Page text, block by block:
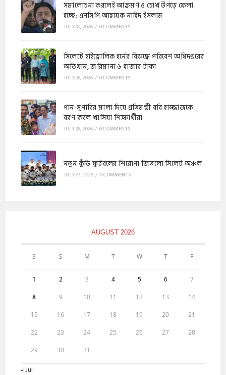
সমালোচনা করলেই আক্রমণ ও চোখ উপড়ে ফেলা
হচ্ছে: এনসিপি আহ্বায়ক নাহিদ ইসলাম
JULY 30, 2026 / 0 COMMENTS
​সিলেটে হাইড্রোলিক হর্নের বিরুদ্ধে পরিবেশ অধিদপ্তরের
অভিযান, জরিমানা ৬ হাজার টাকা
JULY 28, 2026 / 0 COMMENTS
পান-সুপারির মালা দিয়ে প্রতিমন্ত্রী ববি হাজ্জাজকে
বরণ করল খাসিয়া শিক্ষার্থীরা
JULY 28, 2026 / 0 COMMENTS
নতুন কুঁড়ি ফুটবলের শিরোপা জিতলো সিলেট অঞ্চল
JULY 27, 2026 / 0 COMMENTS
AUGUST 2026
S S M T W T F
1 2 3 4 5 6 7
8 9 10 11 12 13 14
15 16 17 18 19 20 21
22 23 24 25 26 27 28
29 30 31
« Jul